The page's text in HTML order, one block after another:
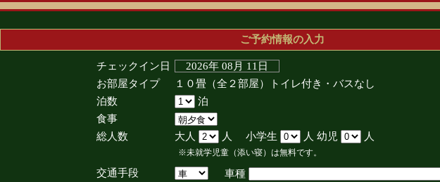
ご予約情報の入力
チェックイン日
2026年 08月 11日
お部屋タイプ
１０畳（全２部屋）トイレ付き・バスなし
泊数
泊
食事
総人数
大人 人 小学生 人 幼児 人
※未就学児童（添い寝）は無料です。
交通手段
車種